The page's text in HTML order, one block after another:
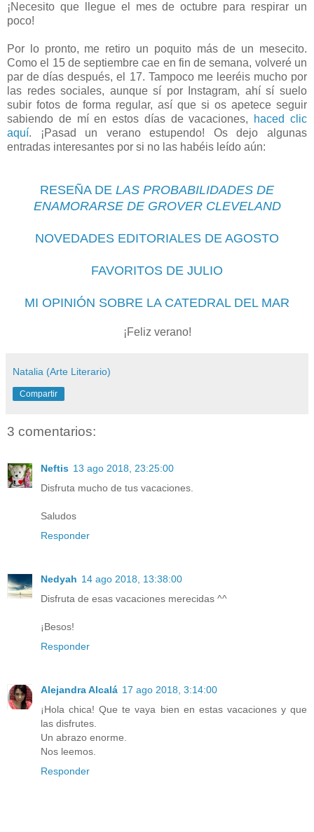
¡Necesito que llegue el mes de octubre para respirar un
poco!
Por lo pronto, me retiro un poquito más de un mesecito.
Como el 15 de septiembre cae en fin de semana, volveré un
par de días después, el 17. Tampoco me leeréis mucho por
las redes sociales, aunque sí por Instagram, ahí sí suelo
subir fotos de forma regular, así que si os apetece seguir
sabiendo de mí en estos días de vacaciones,
haced clic
aquí. ¡Pasad un verano estupendo! Os dejo algunas
entradas interesantes por si no las habéis leído aún:
RESEÑA DE LAS PROBABILIDADES DE
ENAMORARSE DE GROVER CLEVELAND
NOVEDADES EDITORIALES DE AGOSTO
FAVORITOS DE JULIO
MI OPINIÓN SOBRE LA CATEDRAL DEL MAR
¡Feliz verano!
Natalia (Arte Literario)
Compartir
3 comentarios:
Neftis 13 ago 2018, 23:25:00
Disfruta mucho de tus vacaciones.
Saludos
Responder
Nedyah 14 ago 2018, 13:38:00
Disfruta de esas vacaciones merecidas ^^
¡Besos!
Responder
Alejandra Alcalá 17 ago 2018, 3:14:00
¡Hola chica! Que te vaya bien en estas vacaciones y que
las disfrutes.
Un abrazo enorme.
Nos leemos.
Responder